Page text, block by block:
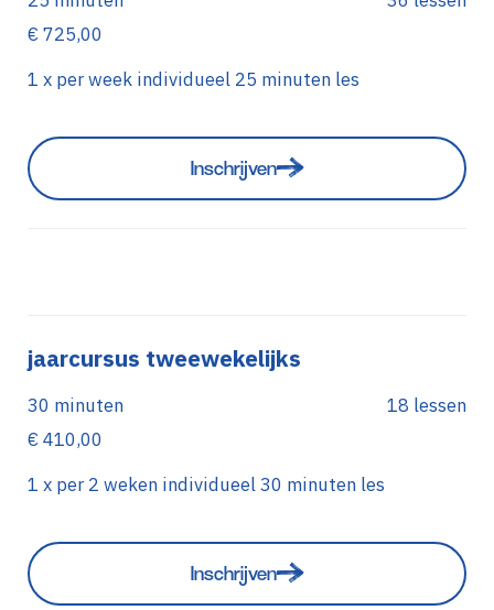
€ 725,00
1 x per week individueel 25 minuten les
Inschrijven
jaarcursus tweewekelijks
30 minuten
18 lessen
€ 410,00
1 x per 2 weken individueel 30 minuten les
Inschrijven